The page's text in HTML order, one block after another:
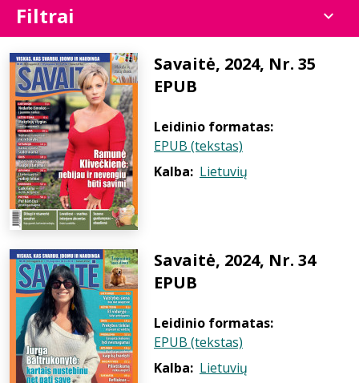
Filtrai
Savaitė, 2024, Nr. 35
EPUB
Leidinio formatas:
EPUB (tekstas)
Kalba: Lietuvių
Savaitė, 2024, Nr. 34
EPUB
Leidinio formatas:
EPUB (tekstas)
Kalba: Lietuvių